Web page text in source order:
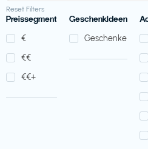
Reset Filters
Preissegment
€‎
€‎€‎
€‎€‎+
GeschenkIdeen
Geschenke